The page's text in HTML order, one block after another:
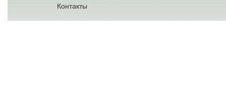
Контакты